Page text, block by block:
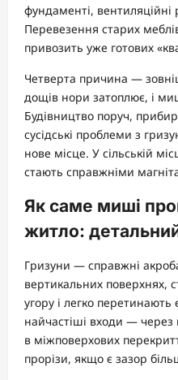
фундаменті,
Перевезення старих
привозить уже готових
Четверта причина —
дощів нори затоплює, і
Будівництво поруч,
сусідські проблеми з
нове місце. У сільській
стають справжніми
Як саме миші
житло:
Гризуни — справжні
вертикальних поверхнях,
угору і легко
найчастіші входи —
в міжповерхових
прорізи, якщо є зазор